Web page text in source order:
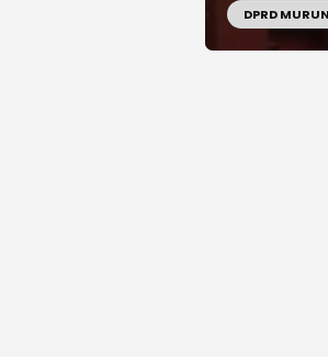
DPRD